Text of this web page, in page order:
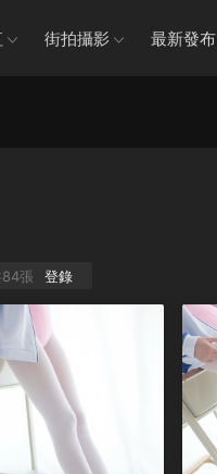
街拍攝影 最新發布
張 登錄